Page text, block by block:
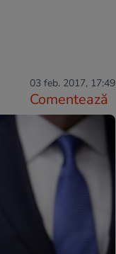
03 feb. 2017, 17:49
Comentează